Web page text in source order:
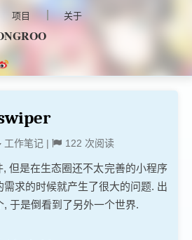
项目 关于
工作笔记 | 122 次阅读
但是在生态圈还不太完善的小程序
需求的时候就产生了很大的问题. 出
于是倒看到了另外一个世界.